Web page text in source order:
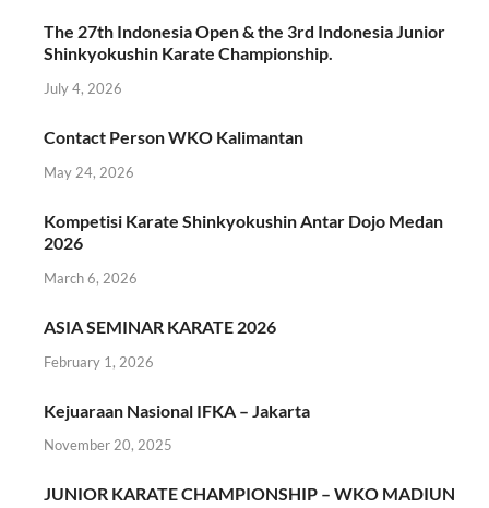
k
p
The 27th Indonesia Open & the 3rd Indonesia Junior
Shinkyokushin Karate Championship.
July 4, 2026
Contact Person WKO Kalimantan
May 24, 2026
Kompetisi Karate Shinkyokushin Antar Dojo Medan
2026
March 6, 2026
ASIA SEMINAR KARATE 2026
February 1, 2026
Kejuaraan Nasional IFKA – Jakarta
November 20, 2025
JUNIOR KARATE CHAMPIONSHIP – WKO MADIUN